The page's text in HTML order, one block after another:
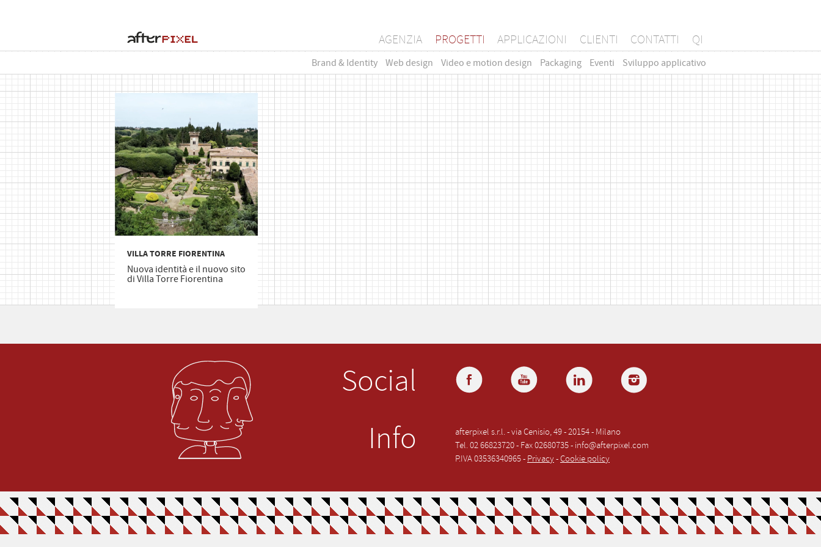
AGENZIA PROGETTI APPLICAZIONI CLIENTI CONTATTI QI
Brand & Identity Web design Video e motion design Packaging Eventi Sviluppo applicativo
VILLA TORRE FIORENTINA
Nuova identità e il nuovo sito
di Villa Torre Fiorentina
Social
Info
afterpixel s.r.l. - via Cenisio, 49 - 20154 - Milano
Tel. 02 66823720 - Fax 02680735 - info@afterpixel.com
P.IVA 03536340965 - Privacy-Cookie policy